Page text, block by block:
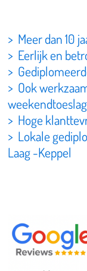
> Meer dan 10
> Eerlijk en
>
> Ook
weekendtoeslag
> Hoge
> Lokale
Laag -Keppel